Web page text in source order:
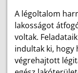
A légoltalom
lakosságot
voltak.
indultak ki, hogy
végrehajtott